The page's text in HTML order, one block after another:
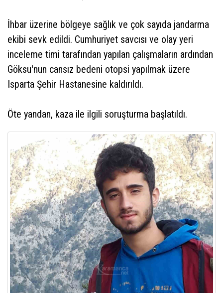
İhbar üzerine bölgeye sağlık ve çok sayıda jandarma
ekibi sevk edildi. Cumhuriyet savcısı ve olay yeri
inceleme timi tarafından yapılan çalışmaların ardından
Göksu'nun cansız bedeni otopsi yapılmak üzere
Isparta Şehir Hastanesine kaldırıldı.
Öte yandan, kaza ile ilgili soruşturma başlatıldı.